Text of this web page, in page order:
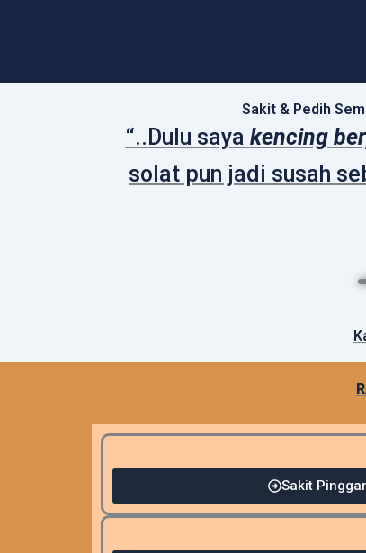
Sakit & Pedih
“..Dulu saya kencing
solat pun jadi susah
Sakit